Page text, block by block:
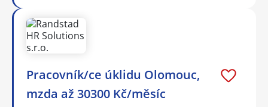
Pracovník/ce úklidu Olomouc,
mzda až 30300 Kč/měsíc